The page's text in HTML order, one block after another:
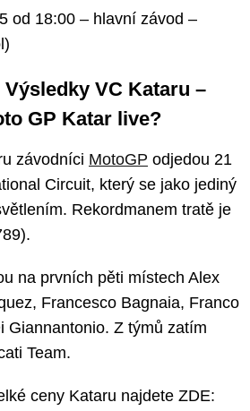
od 18:00 – hlavní závod –
VC Kataru –
GP Katar live?
závodníci MotoGP odjedou 21
Circuit, který se jako jediný
Rekordmanem tratě je
na prvních pěti místech Alex
Francesco Bagnaia, Franco
Giannantonio. Z týmů zatím
Team.
ceny Kataru najdete ZDE: